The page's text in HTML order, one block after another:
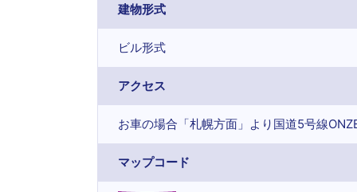
建物形式
ビル形式
アクセス
お車の場合「札幌方面」より国道5号線
マップコード